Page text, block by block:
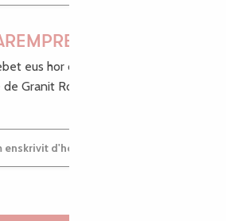
!
eus hor c'hinnigoù mat ha keleier
Granit Rose, enskrivit hoc'h anv
enskrivit d'hor c'heleier